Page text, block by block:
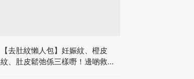
【去肚紋懶人包】妊娠紋、橙皮
紋、肚皮鬆弛係三樣嘢！邊啲救得